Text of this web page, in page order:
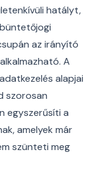
hatályt,
az irányító
A
alapjai
szorosan
egyszerűsíti a
amelyek már
szünteti meg